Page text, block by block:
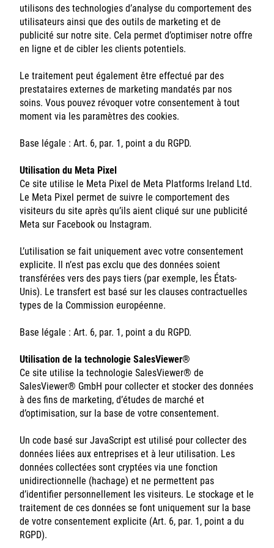
utilisons des technologies d’analyse du comportement des
utilisateurs ainsi que des outils de marketing et de
publicité sur notre site. Cela permet d’optimiser notre offre
en ligne et de cibler les clients potentiels.
Le traitement peut également être effectué par des
prestataires externes de marketing mandatés par nos
soins. Vous pouvez révoquer votre consentement à tout
moment via les paramètres des cookies.
Base légale : Art. 6, par. 1, point a du RGPD.
Utilisation du Meta Pixel
Ce site utilise le Meta Pixel de Meta Platforms Ireland Ltd.
Le Meta Pixel permet de suivre le comportement des
visiteurs du site après qu’ils aient cliqué sur une publicité
Meta sur Facebook ou Instagram.
L’utilisation se fait uniquement avec votre consentement
explicite. Il n’est pas exclu que des données soient
transférées vers des pays tiers (par exemple, les États-
Unis). Le transfert est basé sur les clauses contractuelles
types de la Commission européenne.
Base légale : Art. 6, par. 1, point a du RGPD.
Utilisation de la technologie SalesViewer®
Ce site utilise la technologie SalesViewer® de
SalesViewer® GmbH pour collecter et stocker des données
à des fins de marketing, d’études de marché et
d’optimisation, sur la base de votre consentement.
Un code basé sur JavaScript est utilisé pour collecter des
données liées aux entreprises et à leur utilisation. Les
données collectées sont cryptées via une fonction
unidirectionnelle (hachage) et ne permettent pas
d’identifier personnellement les visiteurs. Le stockage et le
traitement de ces données se font uniquement sur la base
de votre consentement explicite (Art. 6, par. 1, point a du
RGPD).